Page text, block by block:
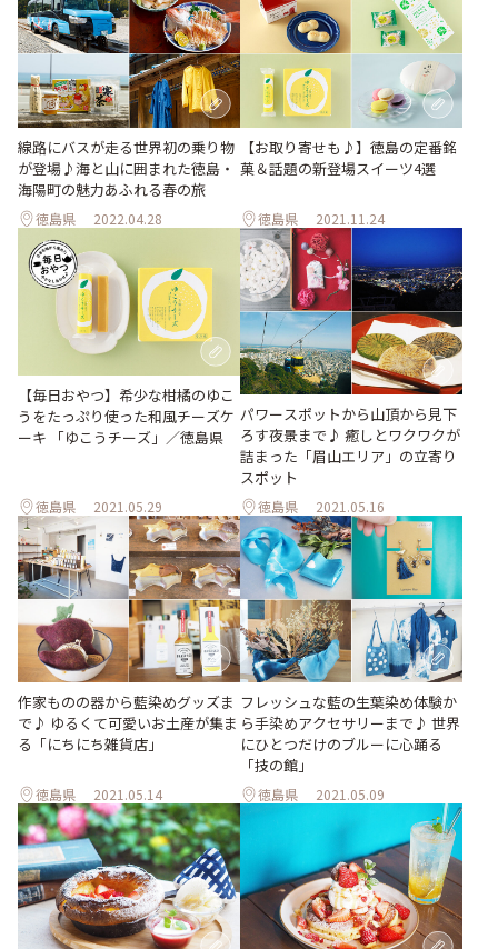
線路にバスが走る世界初の乗り物
が登場♪海と山に囲まれた徳島・
海陽町の魅力あふれる春の旅
徳島県 2022.04.28
【お取り寄せも♪】徳島の定番銘
菓＆話題の新登場スイーツ4選
徳島県 2021.11.24
【毎日おやつ】希少な柑橘のゆこ
うをたっぷり使った和風チーズケ
ーキ 「ゆこうチーズ」／徳島県
徳島県 2021.05.29
パワースポットから山頂から見下
ろす夜景まで♪ 癒しとワクワクが
詰まった「眉山エリア」の立寄り
スポット
徳島県 2021.05.16
作家ものの器から藍染めグッズま
で♪ ゆるくて可愛いお土産が集ま
る「にちにち雑貨店」
徳島県 2021.05.14
フレッシュな藍の生葉染め体験か
ら手染めアクセサリーまで♪ 世界
にひとつだけのブルーに心踊る
「技の館」
徳島県 2021.05.09